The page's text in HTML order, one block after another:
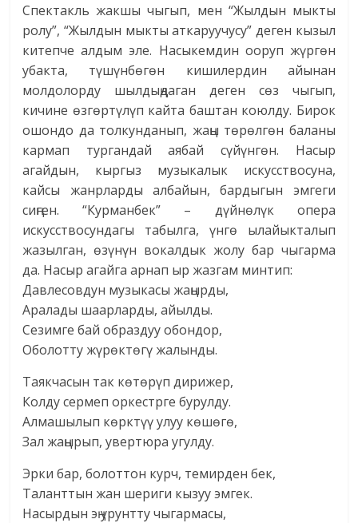
Спектакль жакшы чыгып, мен “Жылдын мыкты
ролу”, “Жылдын мыкты аткаруучусу” деген кызыл
китепче алдым эле. Насыкемдин ооруп жүргөн
убакта, түшүнбөгөн кишилердин айынан
молдолорду шылдыңдаган деген сөз чыгып,
кичине өзгөртүлүп кайта баштан коюлду. Бирок
ошондо да толкунданып, жаңы төрөлгөн баланы
кармап тургандай аябай сүйүнгөн. Насыр
агайдын, кыргыз музыкалык искусствосуна,
кайсы жанрларды албайын, бардыгын эмгеги
сиңген. “Курманбек” – дүйнөлүк опера
искусствосундагы табылга, үнгө ылайыкталып
жазылган, өзүнүн вокалдык жолу бар чыгарма
да. Насыр агайга арнап ыр жазгам минтип:
Давлесовдун музыкасы жаңырды,
Аралады шаарларды, айылды.
Сезимге бай образдуу обондор,
Оболотту жүрөктөгү жалынды.
Таякчасын так көтөрүп дирижер,
Колду сермеп оркестрге бурулду.
Алмашылып көрктүү улуу көшөгө,
Зал жаңырып, увертюра угулду.
Эрки бар, болоттон курч, темирден бек,
Таланттын жан шериги кызуу эмгек.
Насырдын эң урунтту чыгармасы,